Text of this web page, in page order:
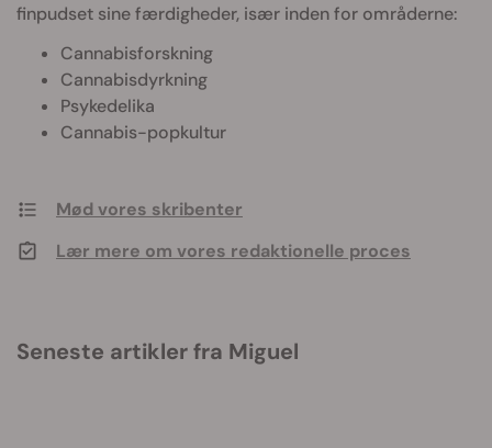
finpudset sine færdigheder, især inden for områderne:
Cannabisforskning
Cannabisdyrkning
Psykedelika
Cannabis-popkultur
Mød vores skribenter
Lær mere om vores redaktionelle proces
Seneste artikler fra Miguel